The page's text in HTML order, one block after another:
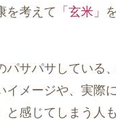
を考えて 「玄米」
パサパサしている
イメージや、実際
と感じてしまう人